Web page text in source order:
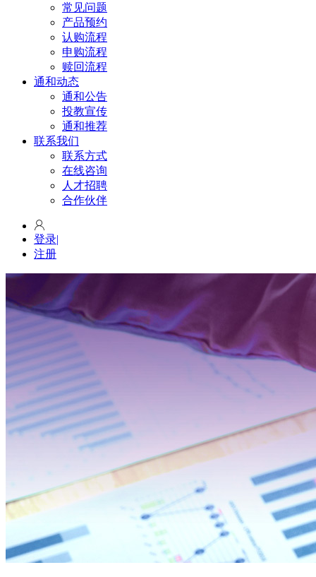
常见问题
产品预约
认购流程
申购流程
赎回流程
通和动态
通和公告
投教宣传
通和推荐
联系我们
联系方式
在线咨询
人才招聘
合作伙伴
登录|
注册